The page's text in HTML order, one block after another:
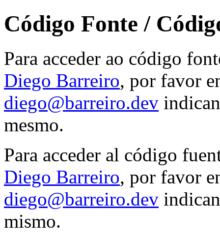
Código Fonte /
Para acceder ao código
Diego Barreiro, por favor
diego@barreiro.dev
mesmo.
Para acceder al código
Diego Barreiro, por favor
diego@barreiro.dev
mismo.